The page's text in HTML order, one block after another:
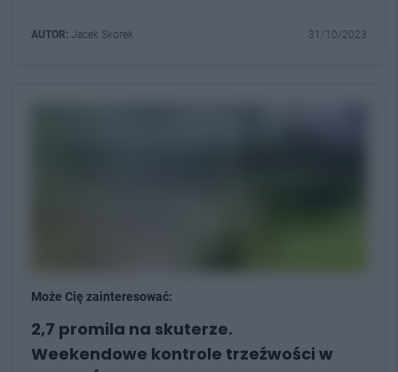
AUTOR: Jacek Skorek 31/10/2023
Może Cię zainteresować:
2,7 promila na skuterze.
Weekendowe kontrole trzeźwości w